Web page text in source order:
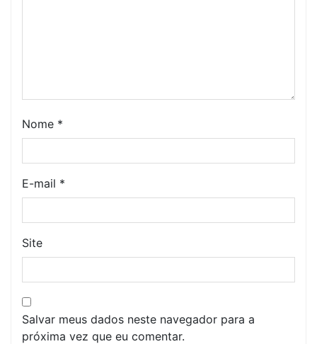
Nome *
E-mail *
Site
Salvar meus dados neste navegador para a
próxima vez que eu comentar.